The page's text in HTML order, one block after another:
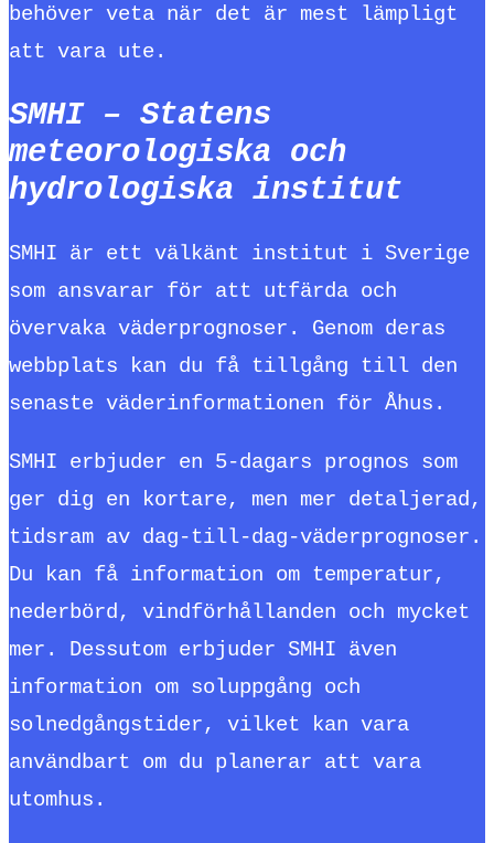
behöver veta när det är mest lämpligt
att vara ute.
SMHI – Statens
meteorologiska och
hydrologiska institut
SMHI är ett välkänt institut i Sverige
som ansvarar för att utfärda och
övervaka väderprognoser. Genom deras
webbplats kan du få tillgång till den
senaste väderinformationen för Åhus.
SMHI erbjuder en 5-dagars prognos som
ger dig en kortare, men mer detaljerad,
tidsram av dag-till-dag-väderprognoser.
Du kan få information om temperatur,
nederbörd, vindförhållanden och mycket
mer. Dessutom erbjuder SMHI även
information om soluppgång och
solnedgångstider, vilket kan vara
användbart om du planerar att vara
utomhus.